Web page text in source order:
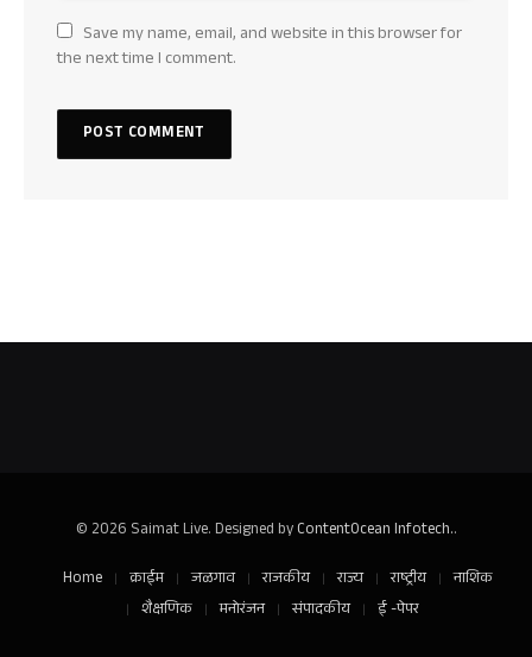
Save my name, email, and website in this browser for
the next time I comment.
© 2026 Saimat Live. Designed byContentOcean Infotech..
Home
क्राईम जळगाव राजकीय राज्य राष्ट्रीय
नाशिक
शैक्षणिक
मनोरंजन संपादकीय ई -पेपर